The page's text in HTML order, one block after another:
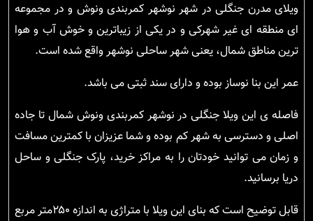
ویلای مدرن جنگلی در شهر نوشهر کمربندی ونوش و در مجموعه
ای منطقه ای غیر شهرکی و در یکی از زیباترین و خوش آب و هوا
ترین مناطق شمال، یعنی شهر ساحلی نوشهر واقع شده است.
عمر این بنا نوساز بوده و دارای سند ثبتی می باشد.
فاصله ی این ویلا جنگلی در نوشهر کمربندی ونوش شمال تا جاده
اصلی و دسترسی به شهر کم بوده و شما عزیزان با کمترین مسافت
و زمان می توانید خودتان را به مراکز خرید، پارک جنگلی و ساحل
دریا برسانید.
قابل توضیح است که بنای این ویلا با متراژی به اندازه ۲۵۰متر مربع